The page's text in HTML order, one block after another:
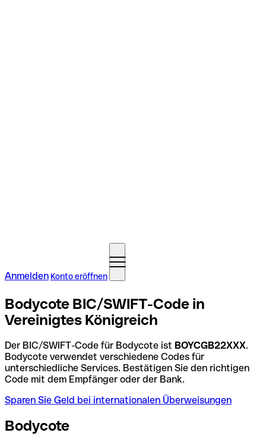
Anmelden Konto eröffnen
Bodycote BIC/SWIFT-Code in
Vereinigtes Königreich
Der BIC/SWIFT-Code für Bodycote ist BOYCGB22XXX.
Bodycote verwendet verschiedene Codes für
unterschiedliche Services. Bestätigen Sie den richtigen
Code mit dem Empfänger oder der Bank.
Sparen Sie Geld bei internationalen Überweisungen
Bodycote